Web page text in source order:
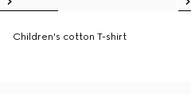
Children's cotton T-shirt